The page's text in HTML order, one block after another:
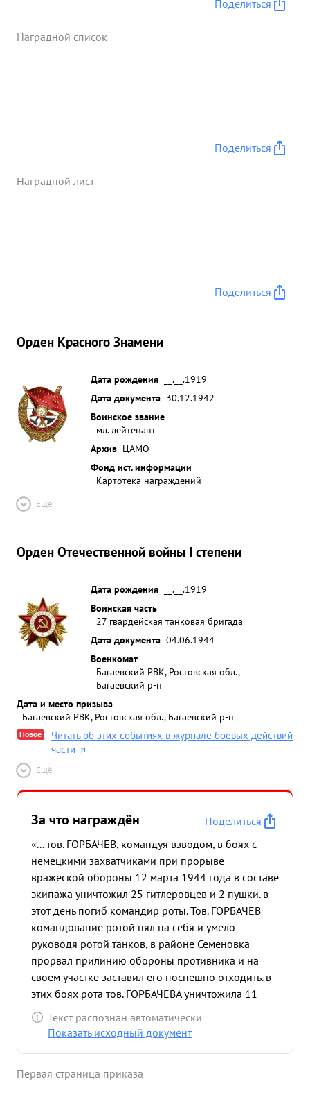
Поделиться
Наградной список
Поделиться
Наградной лист
Поделиться
Орден Красного Знамени
Дата рождения
__.__.1919
Дата документа 30.12.1942
Воинское звание
мл. лейтенант
Архив ЦАМО
Фонд ист. информации
Картотека награждений
Ещё
Орден Отечественной войны I степени
Дата рождения
__.__.1919
Воинская часть
27 гвардейская танковая бригада
Дата документа 04.06.1944
Военкомат
Багаевский РВК, Ростовская обл.,
Багаевский р-н
Дата и место призыва
Багаевский РВК, Ростовская обл., Багаевский р-н
Новое
Читать об этих событиях в журнале боевых действий
части
Ещё
За что награждён
Поделиться
«... тов. ГОРБАЧЕВ, командуя взводом, в боях с
немецкими захватчиками при прорыве
вражеской обороны 12 марта 1944 года в составе
экипажа уничтожил 25 гитлеровцев и 2 пушки. в
этот день погиб командир роты. Тов. ГОРБАЧЕВ
командование ротой нял на себя и умело
руководя ротой танков, в районе Семеновка
прорвал прилинию обороны противника и на
своем участке заставил его поспешно отходить. в
этих боях рота тов. ГОРБАЧЕВА уничтожила 11
пушек и 130 гит леровцев. В последующие дни
с18 по 22 марта 1944 года тов. ГОРБАЧЕВ
закрепиться на промежуточных рубежах, тов.
Текст распознан автоматически
Показать исходный документ
Первая страница приказа